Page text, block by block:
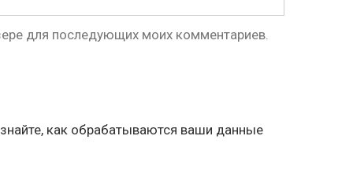
для последующих моих комментариев.
как обрабатываются ваши данные